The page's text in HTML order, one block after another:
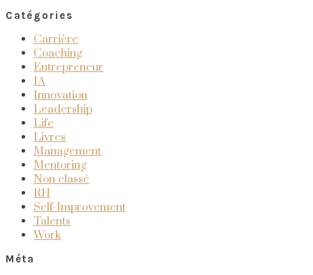
Catégories
Carrière
Coaching
Entrepreneur
IA
Innovation
Leadership
Life
Livres
Management
Mentoring
Non classé
RH
Self-Improvement
Talents
Work
Méta